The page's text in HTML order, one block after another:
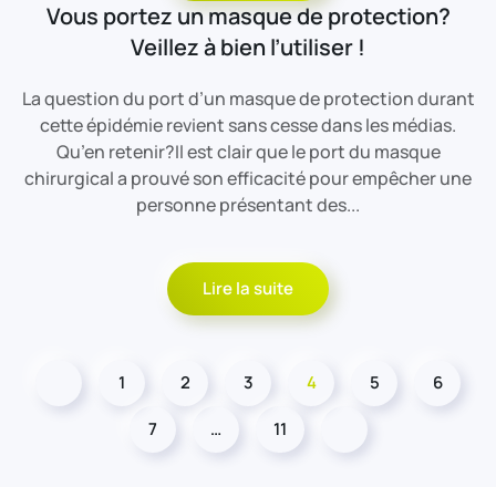
Vous portez un masque de protection?
Veillez à bien l’utiliser !
La question du port d’un masque de protection durant
cette épidémie revient sans cesse dans les médias.
Qu’en retenir?Il est clair que le port du masque
chirurgical a prouvé son efficacité pour empêcher une
personne présentant des...
Lire la suite
1 2 3 4 5
6
7
… 11